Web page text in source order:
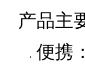
产品主
1. 便携